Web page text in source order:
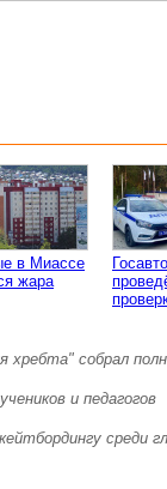
в Миассе
жара
хребта" собрал
и педагогов
среди